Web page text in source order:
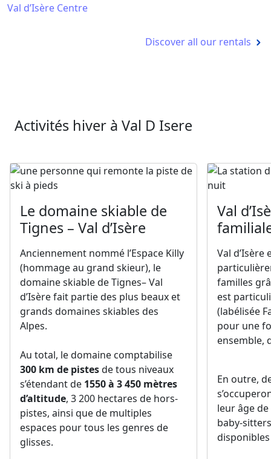
Val d’Isère Centre
Discover all our rentals
Activités hiver à Val D Isere
Le domaine skiable de
Tignes – Val d’Isère
Anciennement nommé l’Espace Killy
(hommage au grand skieur), le
domaine skiable de Tignes– Val
d’Isère fait partie des plus beaux et
grands domaines skiables des
Alpes.
Au total, le domaine comptabilise
300 km de pistesde tous niveaux
s’étendant de 1550 à 3 450 mètres
d’altitude, 3 200 hectares de hors-
pistes, ainsi que de multiples
espaces pour tous les genres de
glisses.
Val
Val
familles
est
(labélisée
pour une
ensemble,
En outre,
leur âge de
baby-